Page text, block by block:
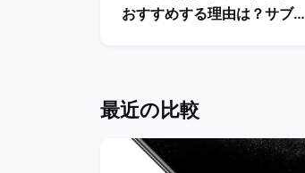
おすすめする理由は？サブス
最近の比較